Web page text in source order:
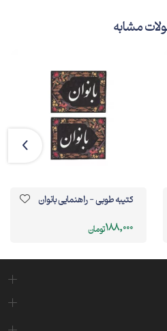
مشابه
کتیبه طوبی - راهنمایی بانوان
188,000تومان